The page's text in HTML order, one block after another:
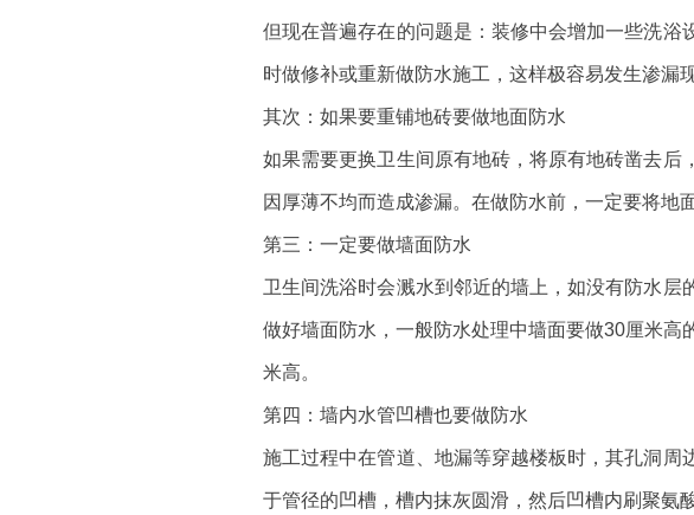
但现在普遍存在的问题是：装修中会增加一些洗浴
时做修补或重新做防水施工，这样极容易发生渗漏现
其次：如果要重铺地砖要做地面防水
如果需要更换卫生间原有地砖，将原有地砖凿去
因厚薄不均而造成渗漏。在做防水前，一定要将地
第三：一定要做墙面防水
卫生间洗浴时会溅水到邻近的墙上，如没有防水层
做好墙面防水，一般防水处理中墙面要做30厘米
米高。
第四：墙内水管凹槽也要做防水
施工过程中在管道、地漏等穿越楼板时，其孔洞
于管径的凹槽，槽内抹灰圆滑，然后凹槽内刷聚氨